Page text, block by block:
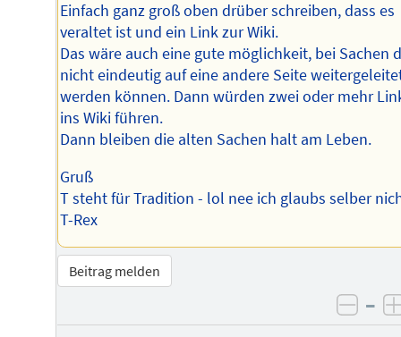
Einfach ganz groß oben drüber schreiben, dass es
veraltet ist und ein Link zur Wiki.
Das wäre auch eine gute möglichkeit, bei Sachen
nicht eindeutig auf eine andere Seite
werden können. Dann würden zwei oder mehr
ins Wiki führen.
Dann bleiben die alten Sachen halt am Leben.
Gruß
T steht für Tradition - lol nee ich glaubs selber
T-Rex
Beitrag melden
–